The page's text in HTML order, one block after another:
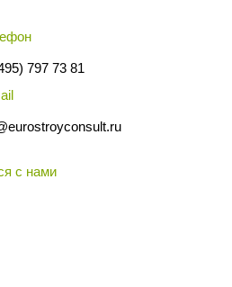
797 73 81
с нами